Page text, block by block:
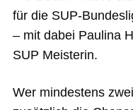
für die SUP-
– mit dabei Paulina
SUP Meisterin.
Wer mindestens